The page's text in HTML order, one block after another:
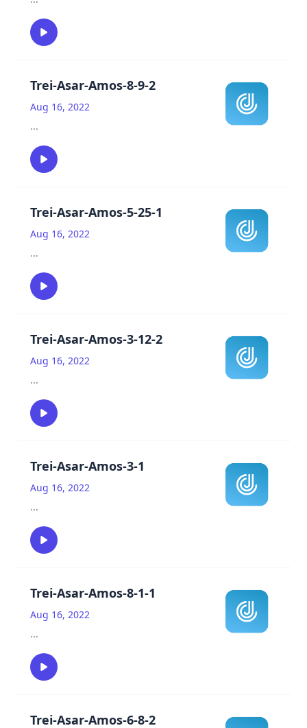
Trei-Asar-Amos-8-9-2
Aug 16, 2022
...
Trei-Asar-Amos-5-25-1
Aug 16, 2022
...
Trei-Asar-Amos-3-12-2
Aug 16, 2022
...
Trei-Asar-Amos-3-1
Aug 16, 2022
...
Trei-Asar-Amos-8-1-1
Aug 16, 2022
...
Trei-Asar-Amos-6-8-2